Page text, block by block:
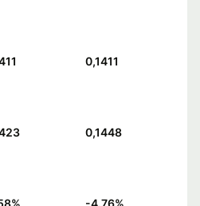
0,1411
0,1448